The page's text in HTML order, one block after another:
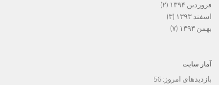
فروردین ۱۳۹۴
(۲)
اسفند ۱۳۹۳
(۳)
بهمن ۱۳۹۳
(۷)
آمار سایت
بازدیدهای امروز: 56